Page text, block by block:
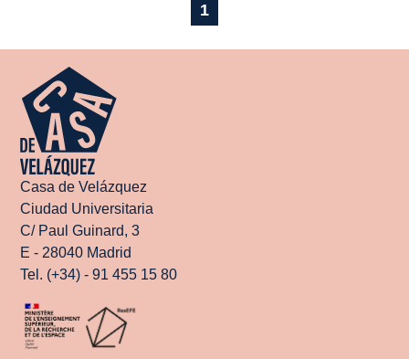
1
Casa de Velázquez
Ciudad Universitaria
C/ Paul Guinard, 3
E - 28040 Madrid
Tel. (+34) - 91 455 15 80